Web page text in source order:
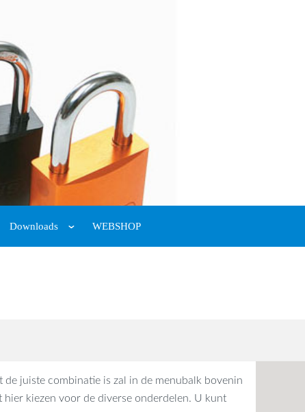
Downloads WEBSHOP
de juiste combinatie is zal in de menubalk bovenin
hier kiezen voor de diverse onderdelen. U kunt